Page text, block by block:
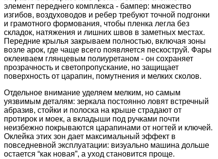
элемент переднего комплекса - бампер: множество
изгибов, воздуховодов и ребер требуют точной подгонки
и грамотного формования, чтобы пленка легла без
складок, натяжения и лишних швов в заметных местах.
Передние крылья закрываем полностью, включая зоны
возле арок, где чаще всего появляется пескоструй. Фары
оклеиваем глянцевым полиуретаном - он сохраняет
прозрачность и светопропускание, но защищает
поверхность от царапин, помутнения и мелких сколов.
Отдельное внимание уделяем мелким, но самым
уязвимым деталям: зеркала постоянно ловят встречный
абразив, стойки и полоска на крыше страдают от
протирок и моек, а вкладыши под ручками почти
неизбежно покрываются царапинами от ногтей и ключей.
Оклейка этих зон дает максимальный эффект в
повседневной эксплуатации: визуально машина дольше
остается “как новая”, а уход становится проще.